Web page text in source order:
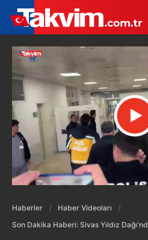
Haberler
Haber Videoları
Son Dakika Haberi: Sivas Yıldız